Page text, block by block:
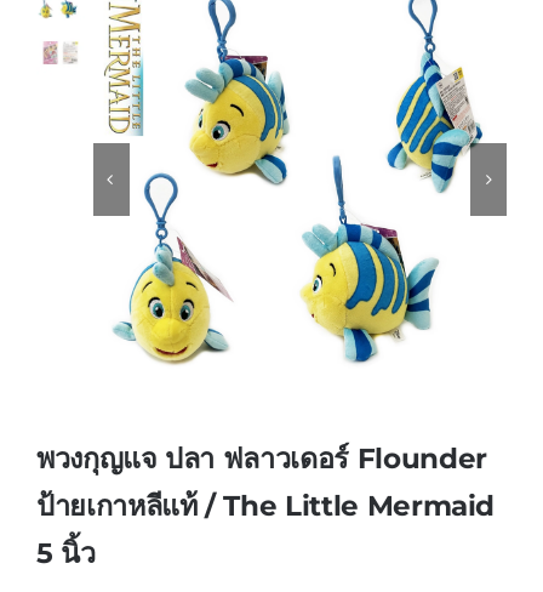
ติดต่อเรา
Shop Now!
พวงกุญแจ ปลา ฟลาวเดอร์ Flounder
ป้ายเกาหลีแท้ / The Little Mermaid
5 นิ้ว